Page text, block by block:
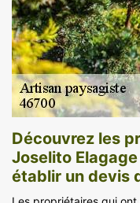
Découvrez les
Joselito
établir un devis